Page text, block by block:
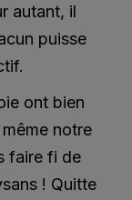
autant, il
puisse
ont bien
notre
faire fi de
! Quitte